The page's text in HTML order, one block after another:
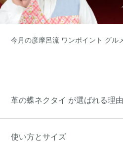
今月の彦摩呂流 ワンポイント グル
革の蝶ネクタイ が選ばれる理由
使い方とサイズ